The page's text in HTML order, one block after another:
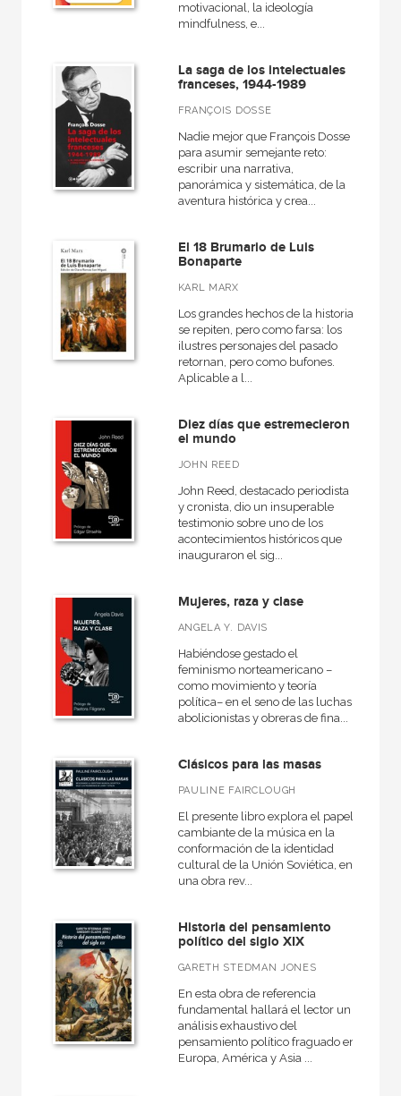
Fundamentos
Grandes temas  Gran formato
Hacer Historia
Historia
NUESTROS FORMATOS
Cartoné
Ebook
Papel
Papel
Rústica
CATÁLOGOS PDF
Catálogos PDF
motivacional, la ideología
mindfulness, e...
La saga de los intelectuales
franceses, 1944-1989
FRANÇOIS DOSSE
Nadie mejor que François Dosse
para asumir semejante reto:
escribir una narrativa,
panorámica y sistemática, de la
aventura histórica y crea...
El 18 Brumario de Luis
Bonaparte
KARL MARX
Los grandes hechos de la historia
se repiten, pero como farsa: los
ilustres personajes del pasado
retornan, pero como bufones.
Aplicable a l...
Diez días que estremecieron
el mundo
JOHN REED
John Reed, destacado periodista
y cronista, dio un insuperable
testimonio sobre uno de los
acontecimientos históricos que
inauguraron el sig...
Mujeres, raza y clase
ANGELA Y. DAVIS
Habiéndose gestado el
feminismo norteamericano –
como movimiento y teoría
política– en el seno de las luchas
abolicionistas y obreras de fina...
Clásicos para las masas
PAULINE FAIRCLOUGH
El presente libro explora el papel
cambiante de la música en la
conformación de la identidad
cultural de la Unión Soviética, en
una obra rev...
Historia del pensamiento
político del siglo XIX
GARETH STEDMAN JONES
En esta obra de referencia
fundamental hallará el lector un
análisis exhaustivo del
pensamiento político fraguado en
Europa, América y Asia ...